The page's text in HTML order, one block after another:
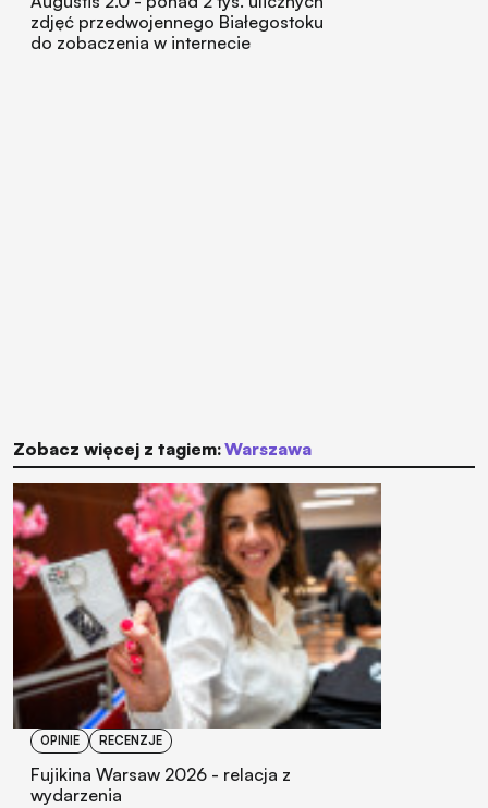
zdjęć przedwojennego Białegostoku
do zobaczenia w internecie
Zobacz więcej z tagiem: Warszawa
OPINIE RECENZJE
Fujikina Warsaw 2026 - relacja z
wydarzenia